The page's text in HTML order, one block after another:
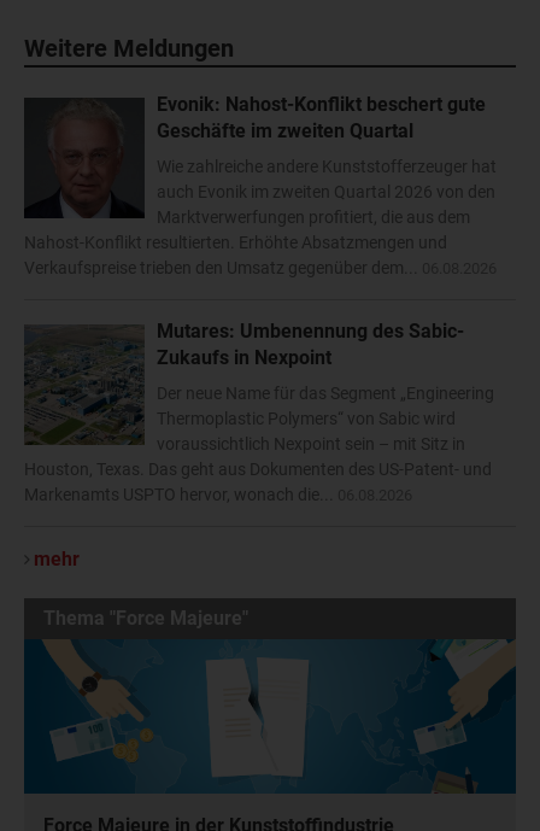
Weitere Meldungen
Evonik: Nahost-Konflikt beschert gute
Geschäfte im zweiten Quartal
Wie zahlreiche andere Kunststofferzeuger hat
auch Evonik im zweiten Quartal 2026 von den
Marktverwerfungen profitiert, die aus dem
Nahost-Konflikt resultierten. Erhöhte Absatzmengen und
Verkaufspreise trieben den Umsatz gegenüber dem...
Mutares: Umbenennung des Sabic-
Zukaufs in Nexpoint
Der neue Name für das Segment „Engineering
Thermoplastic Polymers“ von Sabic wird
voraussichtlich Nexpoint sein – mit Sitz in
Houston, Texas. Das geht aus Dokumenten des US-Patent- und
Markenamts USPTO hervor, wonach die...
mehr
Thema "Force Majeure"
Force Majeure in der Kunststoffindustrie